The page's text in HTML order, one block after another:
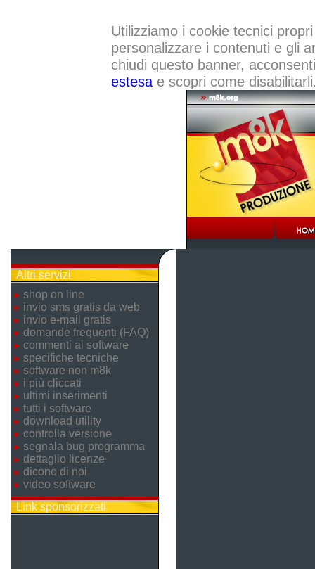
Utilizziamo i cookie tecnici
personalizzare i contenuti e gli
chiudi questo banner,
estesae scopri come
Altri servizi
shop on line
invio sms gratis da web
invio e-mail gratis
domande frequenti (FAQ)
commenti ai software
specifiche tecniche
software non m8k
i più cliccati
ultimi inserimenti
tutti i software
download utility
controlla versione
segnala bug programma
dettaglio licenze
dicono di noi
video software
Link sponsorizzati